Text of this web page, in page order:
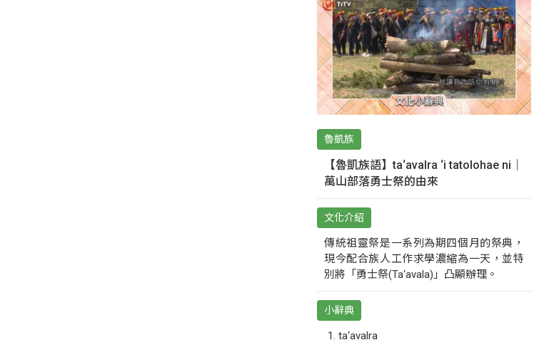
魯凱族
【魯凱族語】ta‘avalra ‘i tatolohae ni｜
萬山部落勇士祭的由來
文化介紹
傳統祖靈祭是一系列為期四個月的祭典，
現今配合族人工作求學濃縮為一天，並特
別將「勇士祭(Ta‘avala)」凸顯辦理。
小辭典
ta‘avalra